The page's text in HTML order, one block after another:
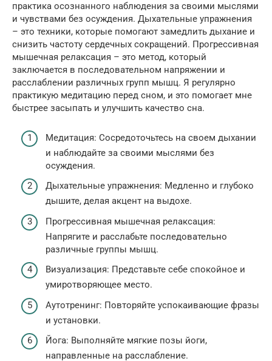
практика осознанного наблюдения за своими мыслями
и чувствами без осуждения. Дыхательные упражнения
– это техники, которые помогают замедлить дыхание и
снизить частоту сердечных сокращений. Прогрессивная
мышечная релаксация – это метод, который
заключается в последовательном напряжении и
расслаблении различных групп мышц. Я регулярно
практикую медитацию перед сном, и это помогает мне
быстрее засыпать и улучшить качество сна.
Медитация: Сосредоточьтесь на своем дыхании
и наблюдайте за своими мыслями без
осуждения.
Дыхательные упражнения: Медленно и глубоко
дышите, делая акцент на выдохе.
Прогрессивная мышечная релаксация:
Напрягите и расслабьте последовательно
различные группы мышц.
Визуализация: Представьте себе спокойное и
умиротворяющее место.
Аутотренинг: Повторяйте успокаивающие фразы
и установки.
Йога: Выполняйте мягкие позы йоги,
направленные на расслабление.